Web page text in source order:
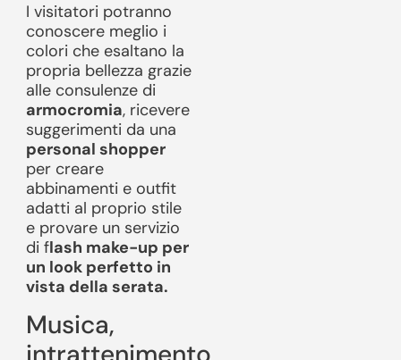
I visitatori potranno
conoscere meglio i
colori che esaltano la
propria bellezza grazie
alle consulenze di
armocromia, ricevere
suggerimenti da una
personal shopper
per creare
abbinamenti e outfit
adatti al proprio stile
e provare un servizio
di flash make-up per
un look perfetto in
vista della serata.
Musica,